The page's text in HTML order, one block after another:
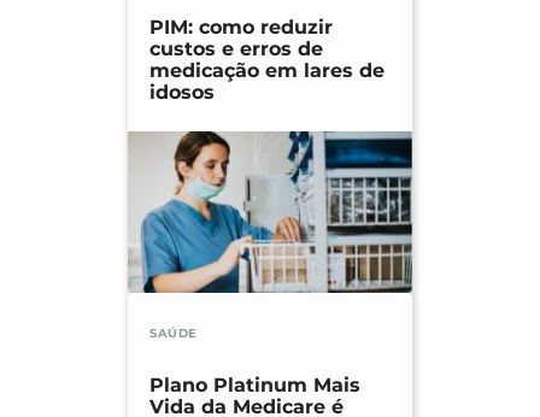
PIM: como reduzir
custos e erros de
medicação em lares de
idosos
SAÚDE
Plano Platinum Mais
Vida da Medicare é